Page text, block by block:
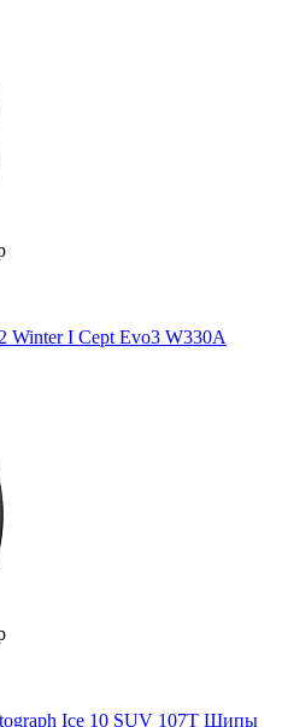
Winter I Cept Evo3 W330A
Ice 10 SUV 107T Шипы